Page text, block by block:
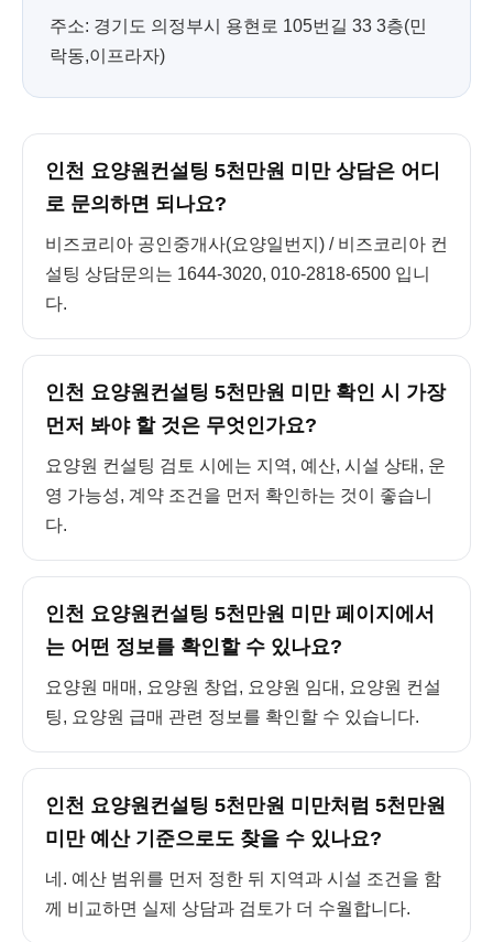
주소: 경기도 의정부시 용현로 105번길 33 3층(민
락동,이프라자)
인천 요양원컨설팅 5천만원 미만 상담은 어디
로 문의하면 되나요?
비즈코리아 공인중개사(요양일번지) / 비즈코리아 컨
설팅 상담문의는 1644-3020, 010-2818-6500 입니
다.
인천 요양원컨설팅 5천만원 미만 확인 시 가장
먼저 봐야 할 것은 무엇인가요?
요양원 컨설팅 검토 시에는 지역, 예산, 시설 상태, 운
영 가능성, 계약 조건을 먼저 확인하는 것이 좋습니
다.
인천 요양원컨설팅 5천만원 미만 페이지에서
는 어떤 정보를 확인할 수 있나요?
요양원 매매, 요양원 창업, 요양원 임대, 요양원 컨설
팅, 요양원 급매 관련 정보를 확인할 수 있습니다.
인천 요양원컨설팅 5천만원 미만처럼 5천만원
미만 예산 기준으로도 찾을 수 있나요?
네. 예산 범위를 먼저 정한 뒤 지역과 시설 조건을 함
께 비교하면 실제 상담과 검토가 더 수월합니다.